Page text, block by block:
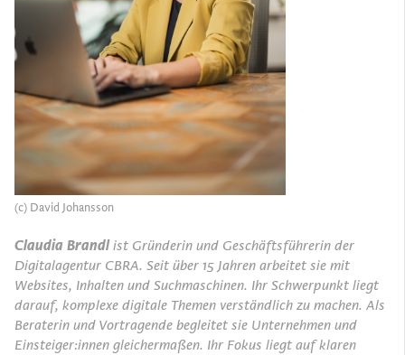
(c) David Johansson
Claudia Brandlist Gründerin und Geschäftsführerin der
Digitalagentur CBRA. Seit über 15 Jahren arbeitet sie mit
Websites, Inhalten und Suchmaschinen. Ihr Schwerpunkt liegt
darauf, komplexe digitale Themen verständlich zu machen. Als
Beraterin und Vortragende begleitet sie Unternehmen und
Einsteiger:innen gleichermaßen. Ihr Fokus liegt auf klaren